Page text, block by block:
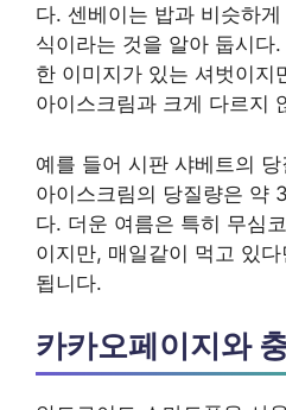
다. 센베이는 밥과 비슷하
식이라는 것을 알아 둡시다
한 이미지가 있는 셔벗이지
아이스크림과 크게 다르지
예를 들어 시판 샤베트의
아이스크림의 당질량은 약
다. 더운 여름은 특히 무심
이지만, 매일같이 먹고 있
됩니다.
카카오페이지와